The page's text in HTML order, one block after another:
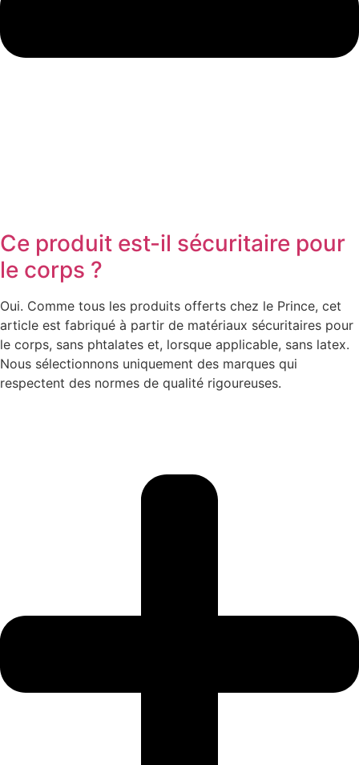
Ce produit est-il sécuritaire pour
le corps ?
Oui. Comme tous les produits offerts chez le Prince, cet
article est fabriqué à partir de matériaux sécuritaires pour
le corps, sans phtalates et, lorsque applicable, sans latex.
Nous sélectionnons uniquement des marques qui
respectent des normes de qualité rigoureuses.